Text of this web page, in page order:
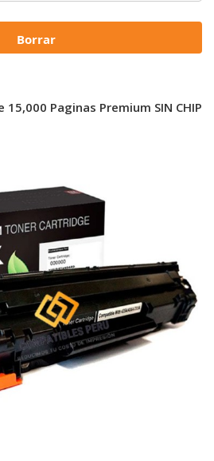
Borrar
Paginas Premium SIN CHIP